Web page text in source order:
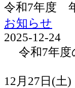
令和7年度
お知らせ
2025-12-24
令和7年度
12月27日(